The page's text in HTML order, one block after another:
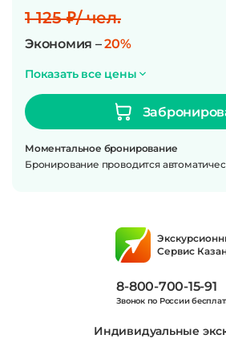
1 125 ₽/ чел.
Экономия –20%
Показать все цены
Моментальное бронирование
Бронирование проводится
Сервис
8-800-700-15-91
Звонок по России
Индивидуальные